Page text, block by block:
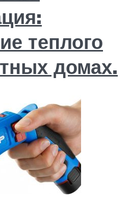
теплого
домах.